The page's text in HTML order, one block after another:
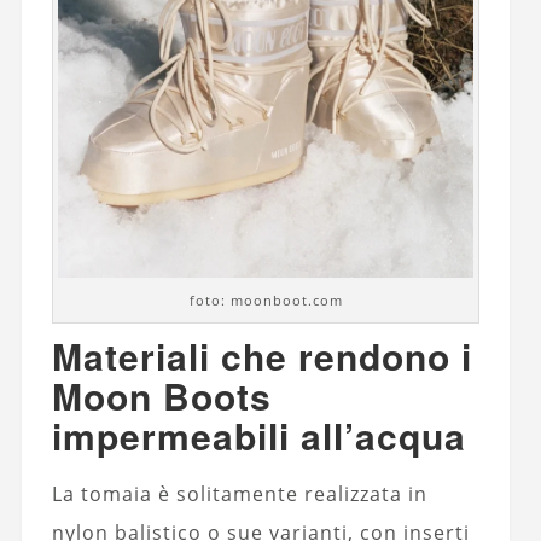
foto: moonboot.com
Materiali che rendono i
Moon Boots
impermeabili all’acqua
La tomaia è solitamente realizzata in
nylon balistico o sue varianti, con inserti